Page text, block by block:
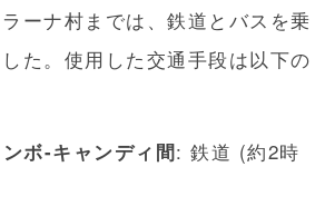
ーナ村までは、鉄道とバスを乗
た。使用した交通手段は以下の
ボ-キャンディ間: 鉄道 (約2時